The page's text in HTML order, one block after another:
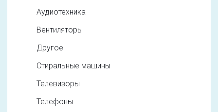
Аудиотехника
Вентиляторы
Другое
Стиральные машины
Телевизоры
Телефоны